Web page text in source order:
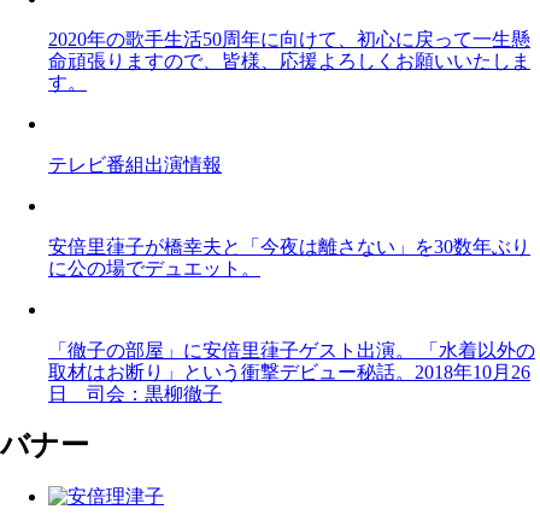
2020年の歌手生活50周年に向けて、初心に戻って一生懸
命頑張りますので、皆様、応援よろしくお願いいたしま
す。
テレビ番組出演情報
安倍里葎子が橋幸夫と「今夜は離さない」を30数年ぶり
に公の場でデュエット。
「徹子の部屋」に安倍里葎子ゲスト出演。 「水着以外の
取材はお断り」という衝撃デビュー秘話。2018年10月26
日 司会：黒柳徹子
バナー